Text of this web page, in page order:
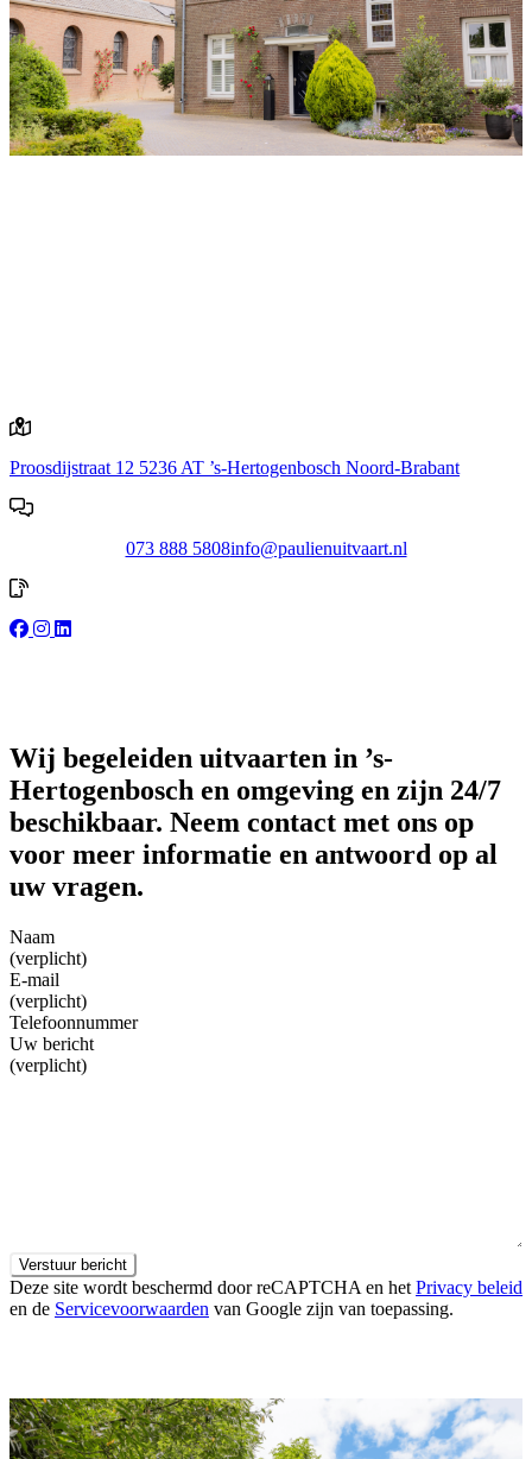
Proosdijstraat 12 5236 AT ’s-Hertogenbosch Noord-Brabant
073 888 5808info@paulienuitvaart.nl
Wij begeleiden uitvaarten in ’s-
Hertogenbosch en omgeving en zijn 24/7
beschikbaar. Neem contact met ons op
voor meer informatie en antwoord op al
uw vragen.
Naam
(verplicht)
E-mail
(verplicht)
Telefoonnummer
Uw bericht
(verplicht)
Verstuur bericht
Deze site wordt beschermd door reCAPTCHA en het Privacy beleid
en de Servicevoorwaarden van Google zijn van toepassing.